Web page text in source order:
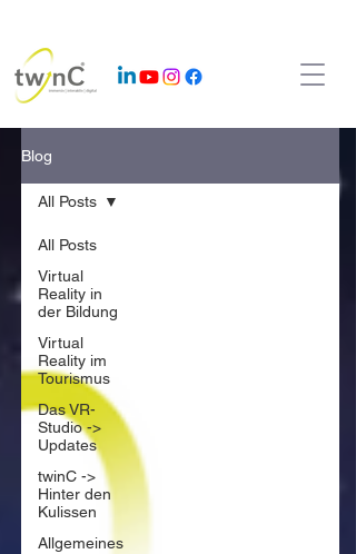
Blog
All Posts
Virtual
Reality in
der Bildung
Virtual
Reality im
Tourismus
Das VR-
Studio ->
Updates
twinC ->
Hinter den
Kulissen
Allgemeines
All Posts